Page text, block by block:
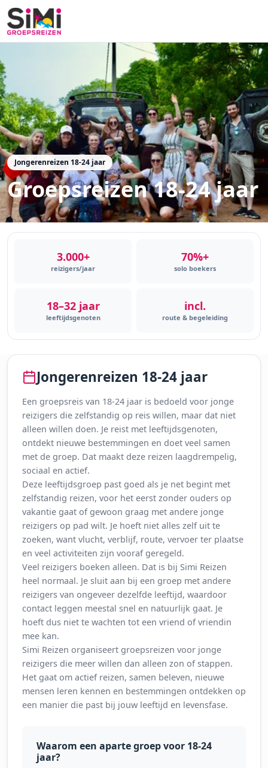
Jongerenreizen 18-24 jaar
Groepsreizen 18-24 jaar
3.000+
reizigers/jaar
70%+
solo boekers
18–32 jaar
leeftijdsgenoten
incl.
route & begeleiding
Jongerenreizen 18-24 jaar
Een groepsreis van 18-24 jaar is bedoeld voor jonge
reizigers die zelfstandig op reis willen, maar dat niet
alleen willen doen. Je reist met leeftijdsgenoten,
ontdekt nieuwe bestemmingen en doet veel samen
met de groep. Dat maakt deze reizen laagdrempelig,
sociaal en actief.
Deze leeftijdsgroep past goed als je net begint met
zelfstandig reizen, voor het eerst zonder ouders op
vakantie gaat of gewoon graag met andere jonge
reizigers op pad wilt. Je hoeft niet alles zelf uit te
zoeken, want vlucht, verblijf, route, vervoer ter plaatse
en veel activiteiten zijn vooraf geregeld.
Veel reizigers boeken alleen. Dat is bij Simi Reizen
heel normaal. Je sluit aan bij een groep met andere
reizigers van ongeveer dezelfde leeftijd, waardoor
contact leggen meestal snel en natuurlijk gaat. Je
hoeft dus niet te wachten tot een vriend of vriendin
mee kan.
Simi Reizen organiseert groepsreizen voor jonge
reizigers die meer willen dan alleen zon of stappen.
Het gaat om actief reizen, samen beleven, nieuwe
mensen leren kennen en bestemmingen ontdekken op
een manier die past bij jouw leeftijd en levensfase.
Waarom een aparte groep voor 18-24
jaar?